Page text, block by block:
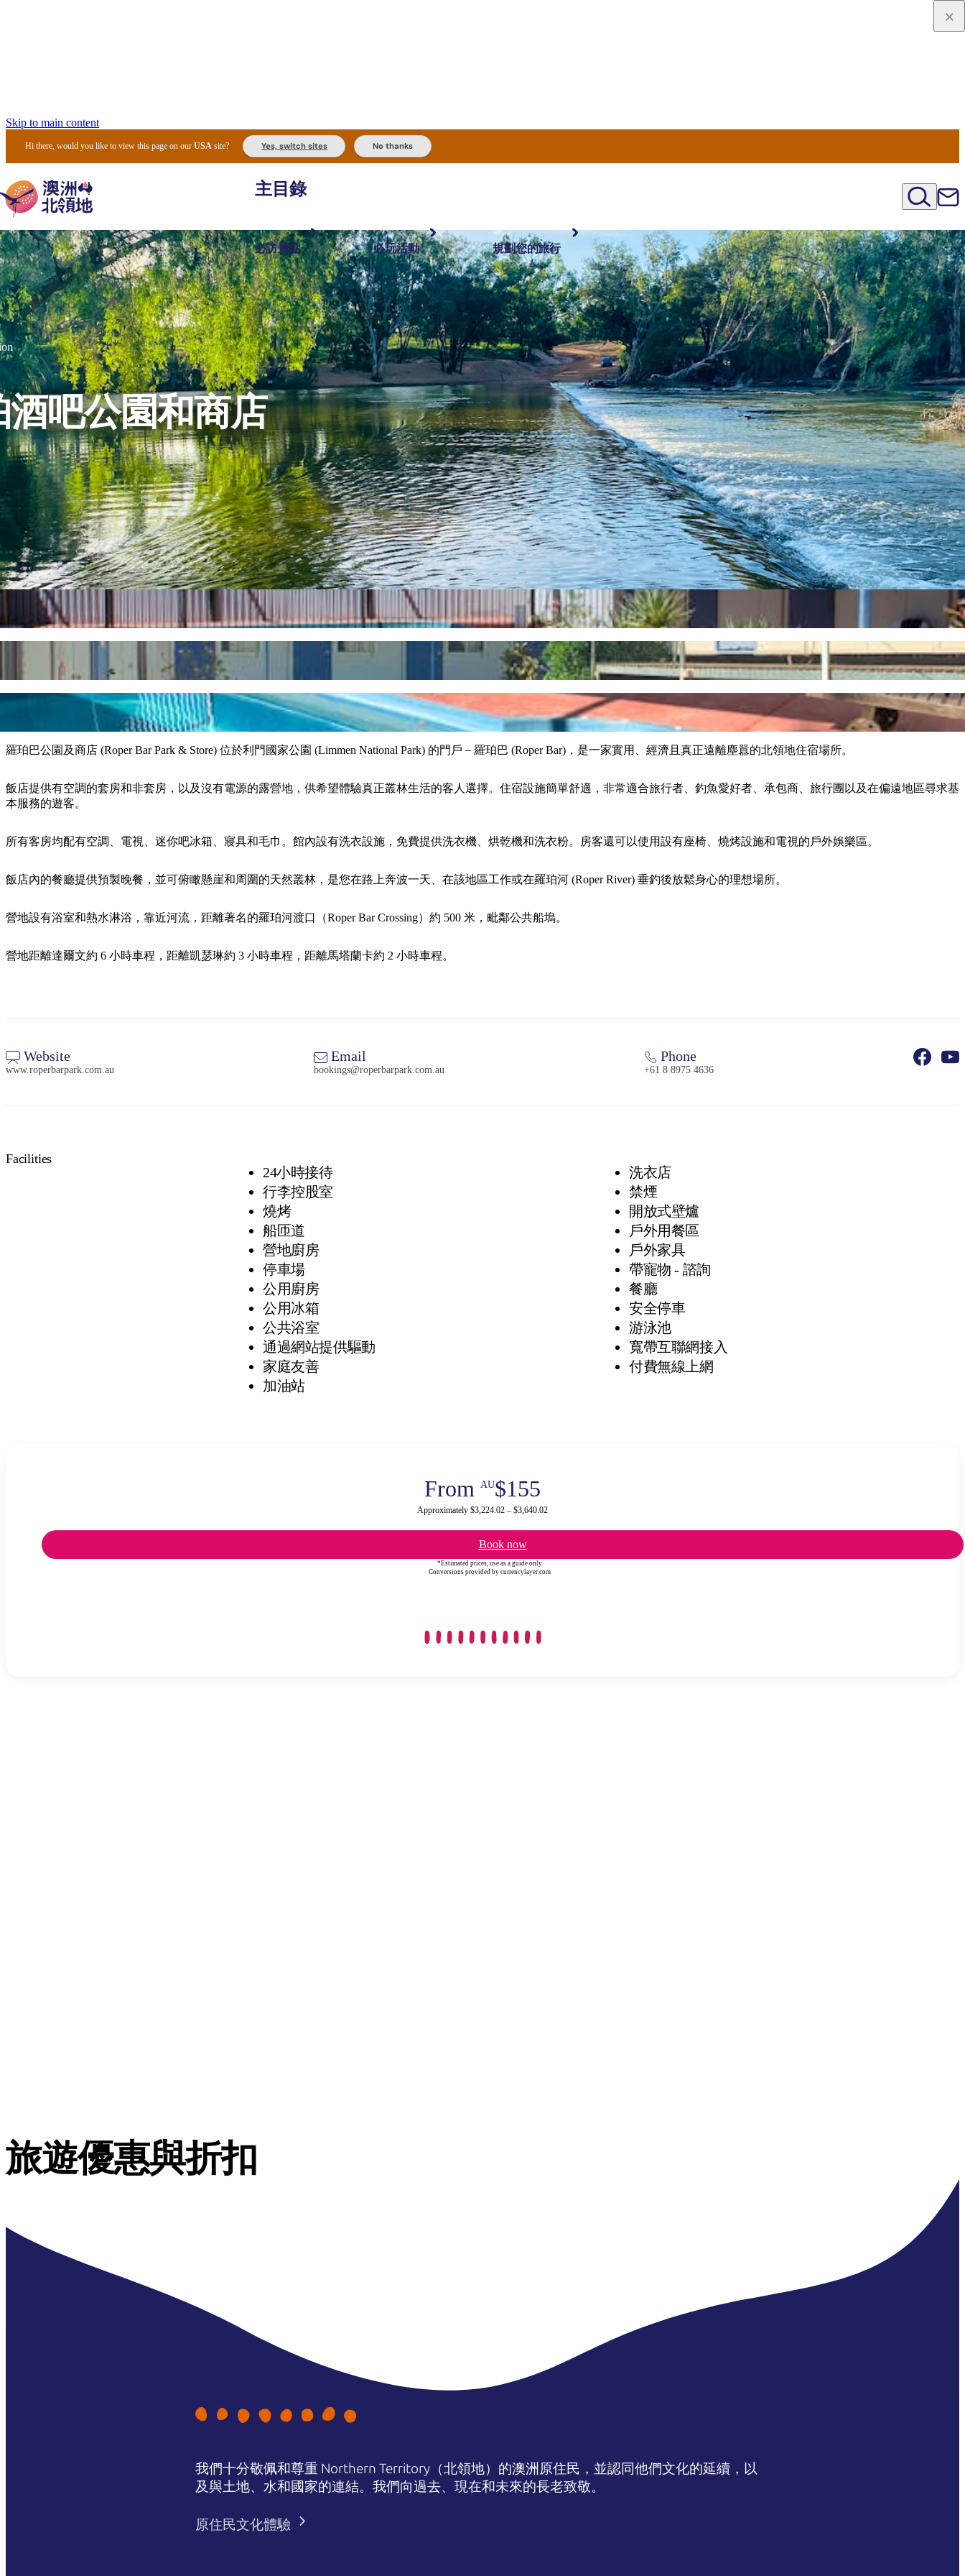
Skip to main content
Hi there, would you like to view this page on ourUSA site? Yes, switch sites No thanks
主目錄
必訪景點
最受歡迎目的地 內陸和戶外 按地區探索
必玩活動
體驗 旅客類型 推薦榜單
規劃您的旅行
規劃和預訂 實用資訊 規劃工具
搜尋:
酒吧公園和商店
羅珀巴公園及商店 (Roper Bar Park & Store) 位於利門國家公園 (Limmen National Park) 的門戶－羅珀巴 (Roper Bar)，是一家實用、經濟且真正遠離塵囂的北領地住宿場所。
飯店提供有空調的套房和非套房，以及沒有電源的露營地，供希望體驗真正叢林生活的客人選擇。住宿設施簡單舒適，非常適合旅行者、釣魚愛好者、承包商、旅行團以及在偏遠地區尋求基
本服務的遊客。
所有客房均配有空調、電視、迷你吧冰箱、寢具和毛巾。館內設有洗衣設施，免費提供洗衣機、烘乾機和洗衣粉。房客還可以使用設有座椅、燒烤設施和電視的戶外娛樂區。
飯店內的餐廳提供預製晚餐，並可俯瞰懸崖和周圍的天然叢林，是您在路上奔波一天、在該地區工作或在羅珀河 (Roper River) 垂釣後放鬆身心的理想場所。
營地設有浴室和熱水淋浴，靠近河流，距離著名的羅珀河渡口（Roper Bar Crossing）約 500 米，毗鄰公共船塢。
營地距離達爾文約 6 小時車程，距離凱瑟琳約 3 小時車程，距離馬塔蘭卡約 2 小時車程。
Website
www.roperbarpark.com.au
Email
bookings@roperbarpark.com.au
Phone
+61 8 8975 4636
Facilities
24小時接待
行李控股室
燒烤
船匝道
營地廚房
停車場
公用廚房
公用冰箱
公共浴室
通過網站提供驅動
家庭友善
加油站
洗衣店
禁煙
開放式壁爐
戶外用餐區
戶外家具
帶寵物 - 諮詢
餐廳
安全停車
游泳池
寬帶互聯網接入
付費無線上網
From AU$155
Approximately $3,224.02 – $3,640.02
Book now
*Estimated prices, use as a guide only.
Conversions provided by currencylayer.com
旅遊優惠與折扣
我們十分敬佩和尊重 Northern Territory（北領地）的澳洲原住民，並認同他們文化的延續，以
及與土地、水和國家的連結。我們向過去、現在和未來的長老致敬。
原住民文化體驗